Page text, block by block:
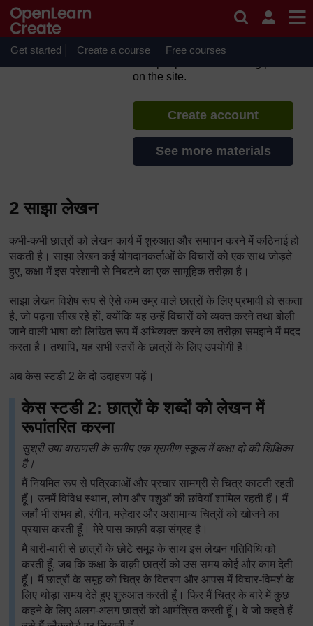
Get started Create a course Free courses
TESS-India: के हिंदी संसाधन (All
If you create an account, you can
on the site.
Create account
See more materials
2 साझा लेखन
कभी-कभी छात्रों को लेखन कार्य में शुरुआत और समापन करने में कठिनाई हो
सकती है। साझा लेखन कई योगदानकर्ताओं के विचारों को एक साथ जोड़ते
हुए, कक्षा में इस परेशानी से निबटने का एक सामूहिक तरीक़ा है।
साझा लेखन विशेष रूप से ऐसे कम उम्र वाले छात्रों के लिए प्रभावी हो सकता
है, जो पढ़ना सीख रहे हों, क्योंकि यह उन्हें विचारों को व्यक्त करने तथा बोली
जाने वाली भाषा को लिखित रूप में अभिव्यक्त करने का तरीक़ा समझने में मदद
करता है। तथापि, यह सभी स्तरों के छात्रों के लिए उपयोगी है।
अब केस स्टडी 2 के दो उदाहरण पढ़ें।
केस स्टडी 2: छात्रों के शब्दों को लेखन में
रूपांतरित करना
सुश्री उषा वाराणसी के समीप एक ग्रामीण स्कूल में कक्षा दो की शिक्षिका
है।
मैं नियमित रूप से पत्रिकाओं और प्रचार सामग्री से चित्र काटती रहती
हूँ। उनमें विविध स्थान, लोग और पशुओं की छवियाँ शामिल रहती हैं। मैं
जहाँ भी संभव हो, रंगीन, मज़ेदार और असामान्य चित्रों को खोजने का
प्रयास करती हूँ। मेरे पास काफ़ी बड़ा संग्रह है।
मैं बारी-बारी से छात्रों के छोटे समूह के साथ इस लेखन गतिविधि को
करती हूँ, जब कि कक्षा के बाक़ी छात्रों को उस समय कोई और काम देती
हूँ। मैं छात्रों के समूह को चित्र के वितरण और आपस में विचार-विमर्श के
लिए थोड़ा समय देते हुए शुरुआत करती हूँ। फिर मैं चित्र के बारे में कुछ
कहने के लिए अलग-अलग छात्रों को आमंत्रित करती हूँ। वे जो कहते हैं